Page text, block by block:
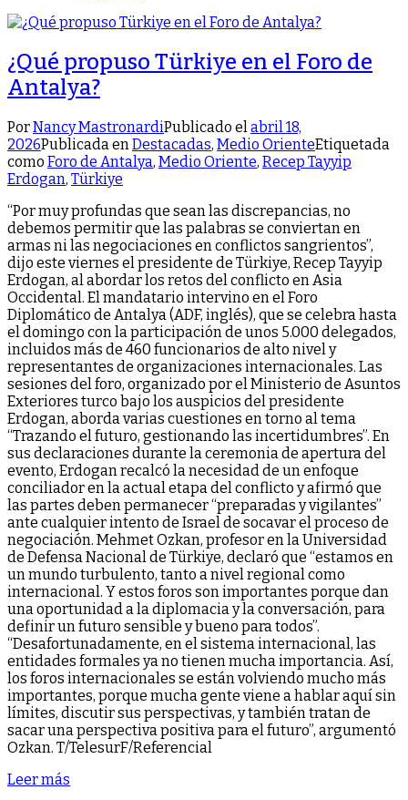
¿Qué propuso Türkiye en el Foro de
Antalya?
PorNancy MastronardiPublicado elabril 18,
2026Publicada enDestacadas, Medio OrienteEtiquetada
como Foro de Antalya, Medio Oriente, Recep Tayyip
Erdogan, Türkiye
“Por muy profundas que sean las discrepancias, no
debemos permitir que las palabras se conviertan en
armas ni las negociaciones en conflictos sangrientos”,
dijo este viernes el presidente de Türkiye, Recep Tayyip
Erdogan, al abordar los retos del conflicto en Asia
Occidental. El mandatario intervino en el Foro
Diplomático de Antalya (ADF, inglés), que se celebra hasta
el domingo con la participación de unos 5.000 delegados,
incluidos más de 460 funcionarios de alto nivel y
representantes de organizaciones internacionales. Las
sesiones del foro, organizado por el Ministerio de Asuntos
Exteriores turco bajo los auspicios del presidente
Erdogan, aborda varias cuestiones en torno al tema
“Trazando el futuro, gestionando las incertidumbres”. En
sus declaraciones durante la ceremonia de apertura del
evento, Erdogan recalcó la necesidad de un enfoque
conciliador en la actual etapa del conflicto y afirmó que
las partes deben permanecer “preparadas y vigilantes”
ante cualquier intento de Israel de socavar el proceso de
negociación. Mehmet Ozkan, profesor en la Universidad
de Defensa Nacional de Türkiye, declaró que “estamos en
un mundo turbulento, tanto a nivel regional como
internacional. Y estos foros son importantes porque dan
una oportunidad a la diplomacia y la conversación, para
definir un futuro sensible y bueno para todos”.
“Desafortunadamente, en el sistema internacional, las
entidades formales ya no tienen mucha importancia. Así,
los foros internacionales se están volviendo mucho más
importantes, porque mucha gente viene a hablar aquí sin
límites, discutir sus perspectivas, y también tratan de
sacar una perspectiva positiva para el futuro”, argumentó
Ozkan. T/TelesurF/Referencial
Leer más